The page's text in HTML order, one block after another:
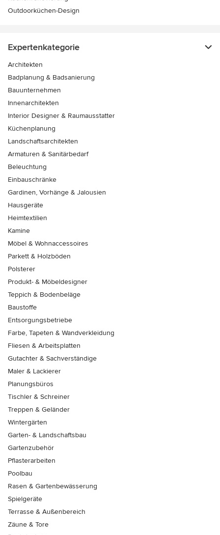
Outdoorküchen-Design
Expertenkategorie
Architekten
Badplanung & Badsanierung
Bauunternehmen
Innenarchitekten
Interior Designer & Raumausstatter
Küchenplanung
Landschaftsarchitekten
Armaturen & Sanitärbedarf
Beleuchtung
Einbauschränke
Gardinen, Vorhänge & Jalousien
Hausgeräte
Heimtextilien
Kamine
Möbel & Wohnaccessoires
Parkett & Holzböden
Polsterer
Produkt- & Möbeldesigner
Teppich & Bodenbeläge
Baustoffe
Entsorgungsbetriebe
Farbe, Tapeten & Wandverkleidung
Fliesen & Arbeitsplatten
Gutachter & Sachverständige
Maler & Lackierer
Planungsbüros
Tischler & Schreiner
Treppen & Geländer
Wintergärten
Garten- & Landschaftsbau
Gartenzubehör
Pflasterarbeiten
Poolbau
Rasen & Gartenbewässerung
Spielgeräte
Terrasse & Außenbereich
Zäune & Tore